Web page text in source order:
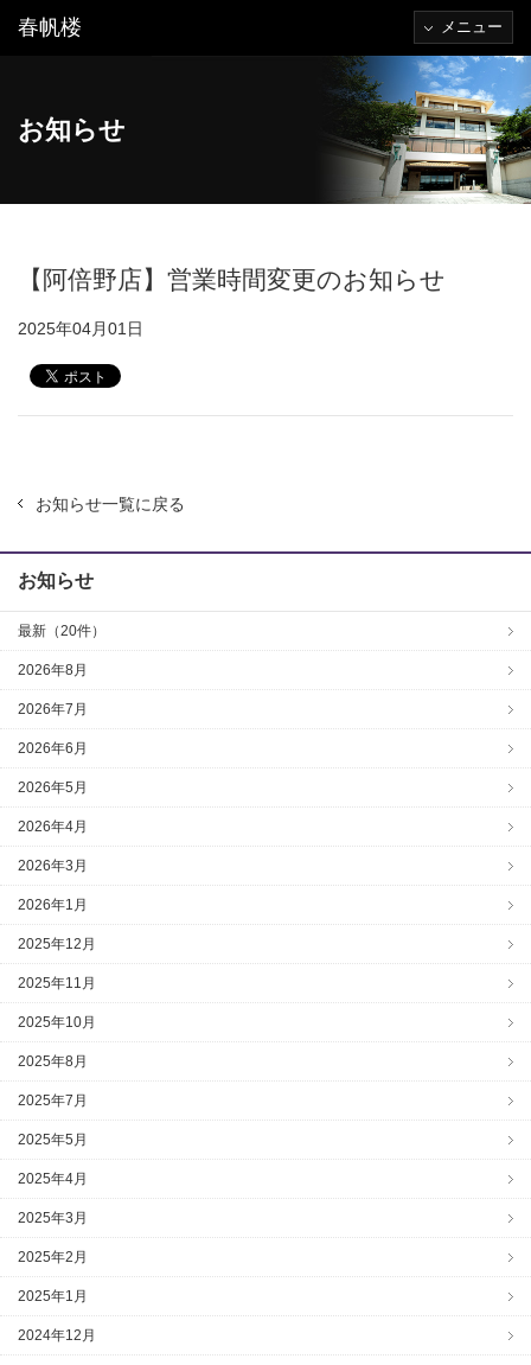
春帆楼 メニュー
お知らせ
【阿倍野店】営業時間変更のお知らせ
2025年04月01日
お知らせ一覧に戻る
お知らせ
最新（20件）
2026年8月
2026年7月
2026年6月
2026年5月
2026年4月
2026年3月
2026年1月
2025年12月
2025年11月
2025年10月
2025年8月
2025年7月
2025年5月
2025年4月
2025年3月
2025年2月
2025年1月
2024年12月